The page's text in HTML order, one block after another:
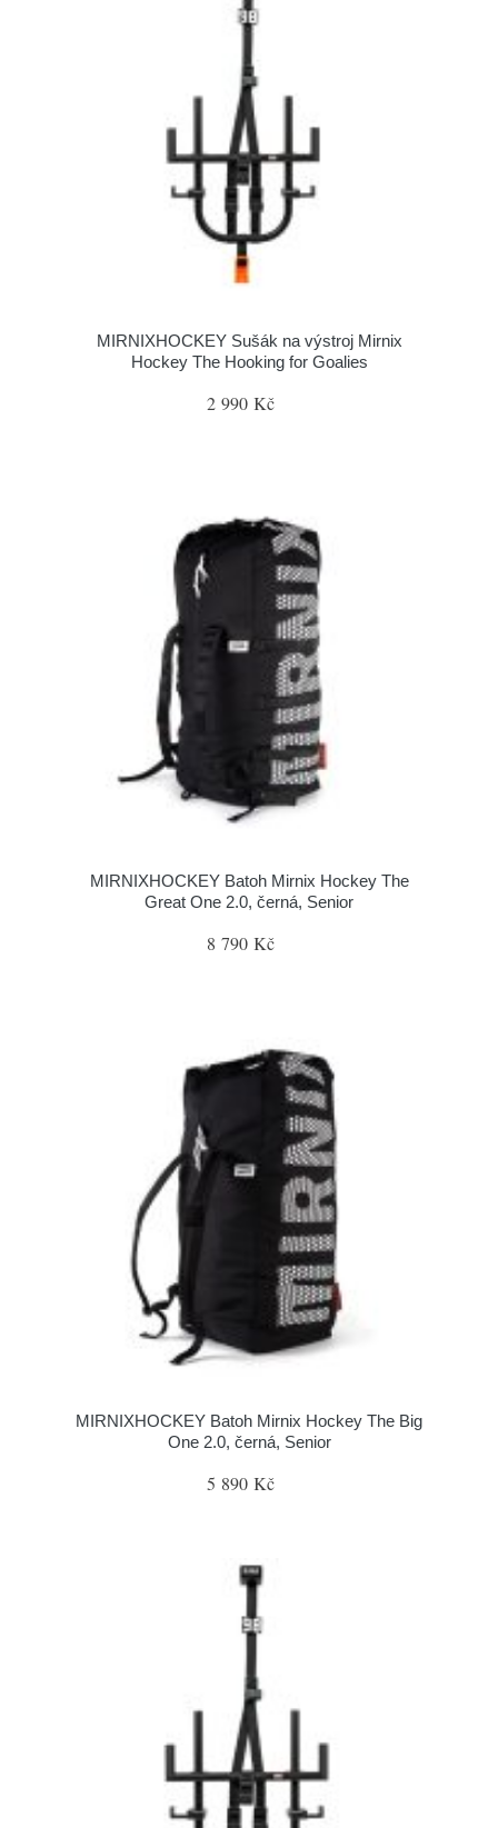
MIRNIXHOCKEY Sušák na výstroj Mirnix
Hockey The Hooking for Goalies
2 990 Kč
MIRNIXHOCKEY Batoh Mirnix Hockey The
Great One 2.0, černá, Senior
8 790 Kč
MIRNIXHOCKEY Batoh Mirnix Hockey The Big
One 2.0, černá, Senior
5 890 Kč